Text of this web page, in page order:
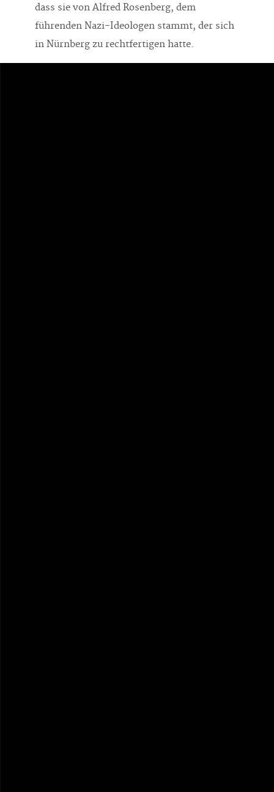
dass sie von Alfred Rosenberg, dem
führenden Nazi-Ideologen stammt, der sich
in Nürnberg zu rechtfertigen hatte.